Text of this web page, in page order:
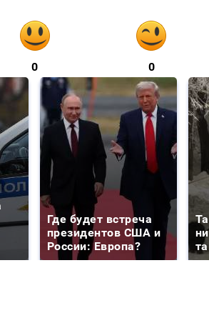
0 0
Где будет встреча
президентов США и
России: Европа?